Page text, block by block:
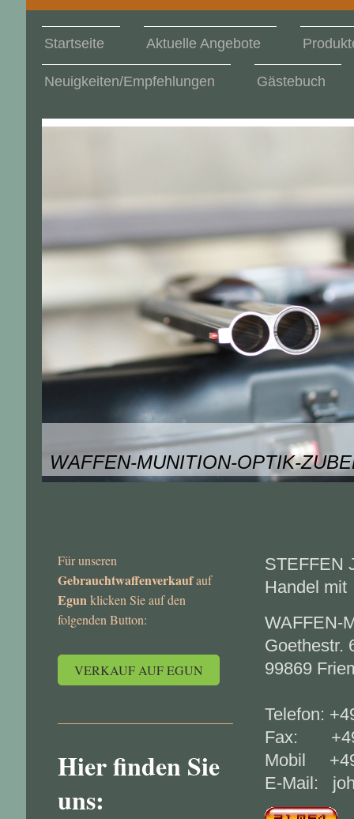
Startseite Aktuelle Angebote
Neuigkeiten/Empfehlungen Gästebuch
WAFFEN-MUNITION-OPTIK-
STEFFEN
Handel mit
WAFFEN-
Goethestr.
99869
Telefon:
Fax: +49
Mobil +49
E-Mail:
Für unseren
Gebrauchtwaffenverkaufauf
Egun klicken Sie auf den
folgenden Button:
VERKAUF AUF EGUN
Hier finden Sie
uns: